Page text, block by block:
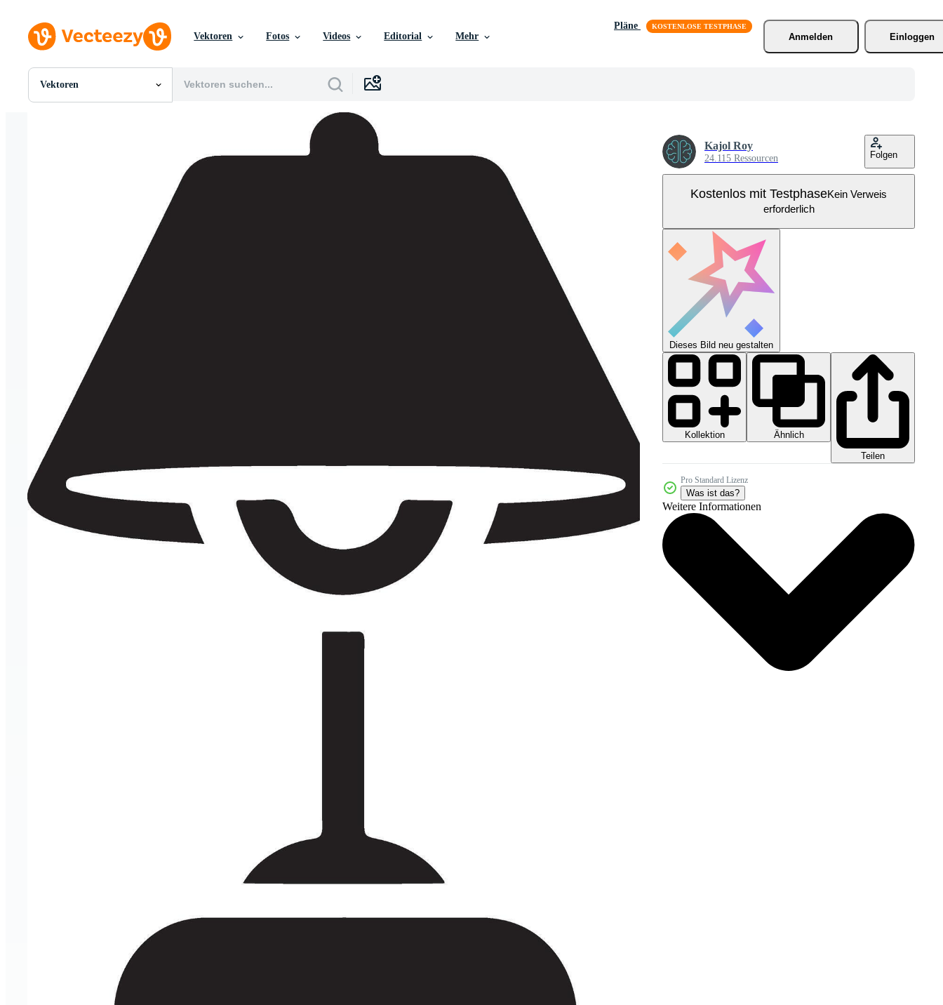
Vektoren Fotos Videos Editorial Mehr
Pläne
Anmelden
Einloggen
Vektoren
Alle Bilder
Redaktionelle Ereignisse
Kajol Roy
24.115 Ressourcen Folgen
Kostenlos mit TestphaseKein Verweis
erforderlich
Dieses Bild neu gestalten
Kollektion
Ähnlich
Teilen
Pro Standard Lizenz
Was ist das?
Weitere Informationen